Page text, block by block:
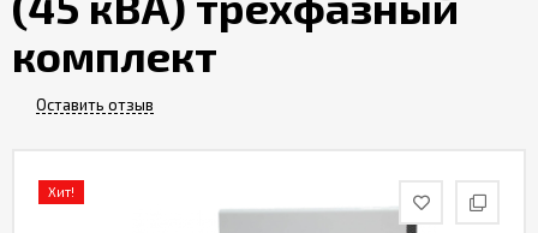
Монтаж
Акции
комплект
Оставить отзыв
Хит!